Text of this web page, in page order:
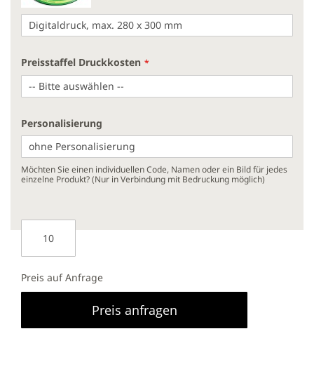
Preisstaffel Druckkosten
Personalisierung
Möchten Sie einen individuellen Code, Namen oder ein Bild für jedes
einzelne Produkt? (Nur in Verbindung mit Bedruckung möglich)
Preis auf Anfrage
Preis anfragen